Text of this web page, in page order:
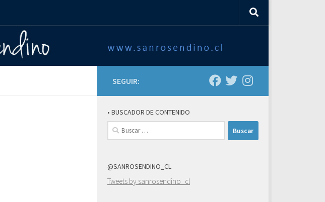
SEGUIR:
• BUSCADOR DE CONTENIDO
Buscar:
@SANROSENDINO_CL
Tweets by sanrosendino_cl